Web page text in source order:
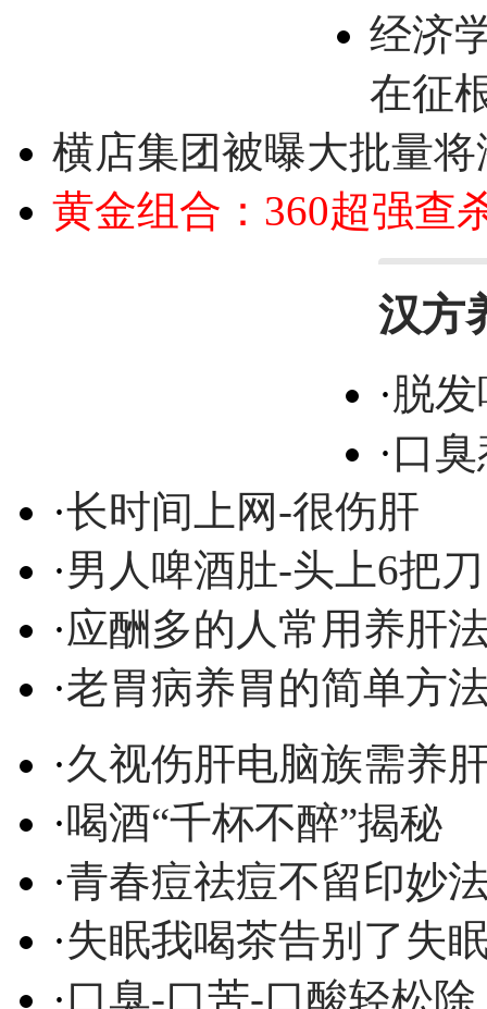
经济
在征
横店集团被曝大批量
黄金组合：360超强查
汉方
·脱
·口
·长时间上网-很伤肝
·男人啤酒肚-头上6把刀
·应酬多的人常用养肝
·老胃病养胃的简单方
·久视伤肝电脑族需养
·喝酒“千杯不醉”揭秘
·青春痘祛痘不留印妙
·失眠我喝茶告别了失
·口臭-口苦-口酸轻松除